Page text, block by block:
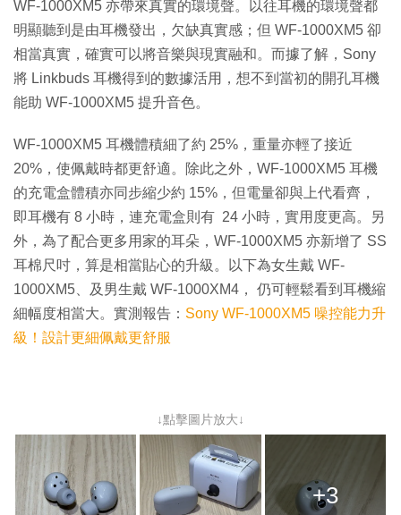
WF-1000XM5 亦帶來真實的環境聲。以往耳機的環境聲都
明顯聽到是由耳機發出，欠缺真實感；但 WF-1000XM5 卻
相當真實，確實可以將音樂與現實融和。而據了解，Sony
將 Linkbuds 耳機得到的數據活用，想不到當初的開孔耳機
能助 WF-1000XM5 提升音色。
WF-1000XM5 耳機體積細了約 25%，重量亦輕了接近
20%，使佩戴時都更舒適。除此之外，WF-1000XM5 耳機
的充電盒體積亦同步縮少約 15%，但電量卻與上代看齊，
即耳機有 8 小時，連充電盒則有 24 小時，實用度更高。另
外，為了配合更多用家的耳朵，WF-1000XM5 亦新增了 SS
耳棉尺吋，算是相當貼心的升級。以下為女生戴 WF-
1000XM5、及男生戴 WF-1000XM4， 仍可輕鬆看到耳機縮
細幅度相當大。實測報告： Sony WF-1000XM5 噪控能力升
級！設計更細佩戴更舒服
↓點擊圖片放大↓
+3